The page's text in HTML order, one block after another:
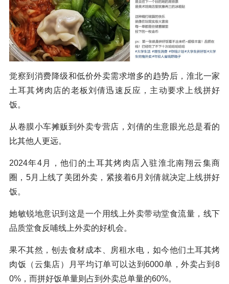
觉察到消费降级和低价外卖需求增多的趋势后，淮北一家
土耳其烤肉店的老板刘倩迅速反应，主动要求上线拼好
饭。
从卷膜小车摊贩到外卖专营店，刘倩的生意眼光总是看的
比其他人更远。
2024年4月，他们的土耳其烤肉店入驻淮北南翔云集商
圈，5月上线了美团外卖，紧接着6月刘倩就决定上线拼好
饭。
她敏锐地意识到这是一个用线上外卖带动堂食流量，线下
品质堂食反哺线上外卖的好机会。
果不其然，刨去食材成本、房租水电，如今他们土耳其烤
肉饭（云集店）月平均订单可以达到6000单，外卖占到8
0%，而拼好饭单量则占到外卖总单量的60%。